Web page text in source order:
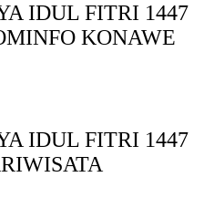
IDUL FITRI 1447
KONAWE
IDUL FITRI 1447